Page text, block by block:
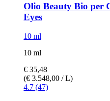
Olio Beauty Bio per
Eyes
10 ml
10 ml
€ 35,48
(€ 3.548,00 / L)
4.7 (47)